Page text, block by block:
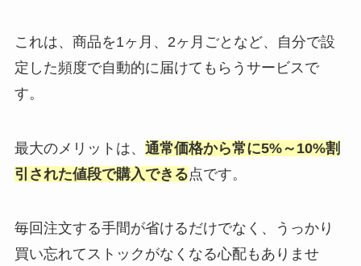
これは、商品を1ヶ月、2ヶ月ごとなど、自分で設
定した頻度で自動的に届けてもらうサービスで
す。
最大のメリットは、 通常価格から常に5%～10%割
引された値段で購入できる点です。
毎回注文する手間が省けるだけでなく、うっかり
買い忘れてストックがなくなる心配もありませ